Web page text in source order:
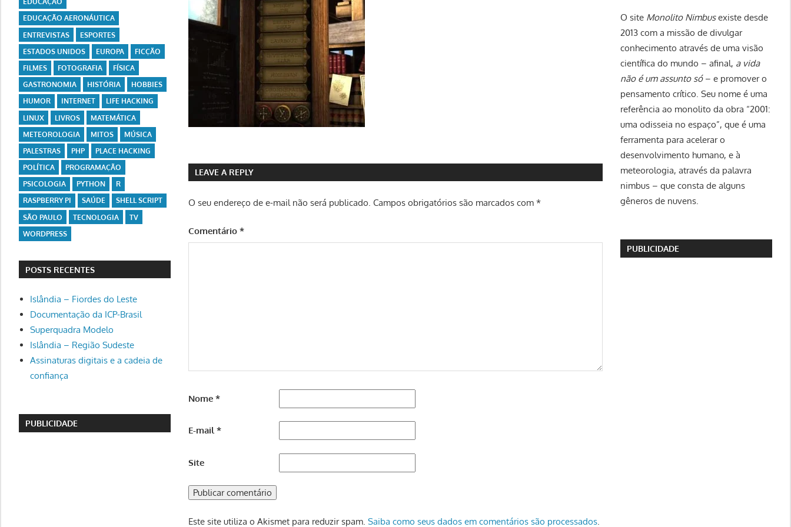
LEAVE A REPLY
O seu endereço de e-mail não será publicado. Campos obrigatórios são marcados com*
Comentário*
Nome*
E-mail*
Site
Este site utiliza o Akismet para reduzir spam.Saiba como seus dados em comentários são processados.
EDUCAÇÃO AERONÁUTICA
ENTREVISTAS
ESPORTES
ESTADOS UNIDOS
EUROPA
FICÇÃO
FILMES
FOTOGRAFIA
FÍSICA
GASTRONOMIA
HISTÓRIA
HOBBIES
HUMOR
INTERNET
LIFE HACKING
LINUX
LIVROS
MATEMÁTICA
METEOROLOGIA
MITOS
MÚSICA
PALESTRAS
PHP
PLACE HACKING
POLÍTICA
PROGRAMAÇÃO
PSICOLOGIA
PYTHON
R
RASPBERRY PI
SAÚDE
SHELL SCRIPT
SÃO PAULO
TECNOLOGIA
TV
WORDPRESS
POSTS RECENTES
Islândia – Fiordes do Leste
Documentação da ICP-Brasil
Superquadra Modelo
Islândia – Região Sudeste
Assinaturas digitais e a cadeia de
confiança
PUBLICIDADE
O site Monolito Nimbusexiste desde
2013 com a missão de divulgar
conhecimento através de uma visão
científica do mundo – afinal, a vida
não é um assunto só– e promover o
pensamento crítico. Seu nome é uma
referência ao monolito da obra “2001:
uma odisseia no espaço”, que é uma
ferramenta para acelerar o
desenvolvimento humano, e à
meteorologia, através da palavra
nimbus – que consta de alguns
gêneros de nuvens.
PUBLICIDADE